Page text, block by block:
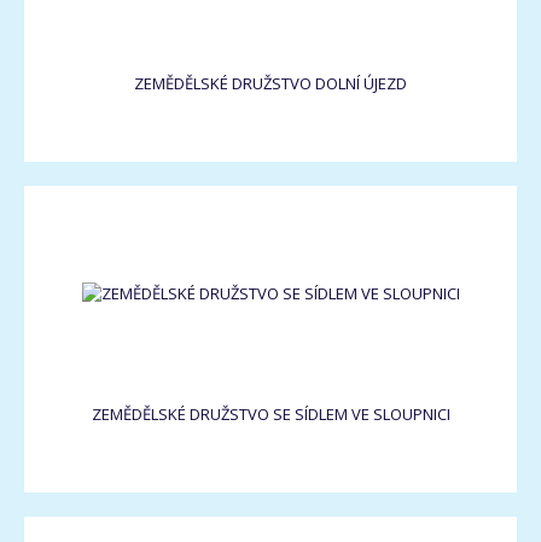
ZEMĚDĚLSKÉ DRUŽSTVO DOLNÍ ÚJEZD
ZEMĚDĚLSKÉ DRUŽSTVO SE SÍDLEM VE SLOUPNICI